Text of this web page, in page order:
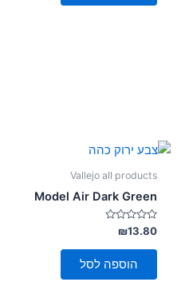
Vallejo all products
Model Air Dark Green
דורג
0
מתוך
₪13.80
הוספה לסל